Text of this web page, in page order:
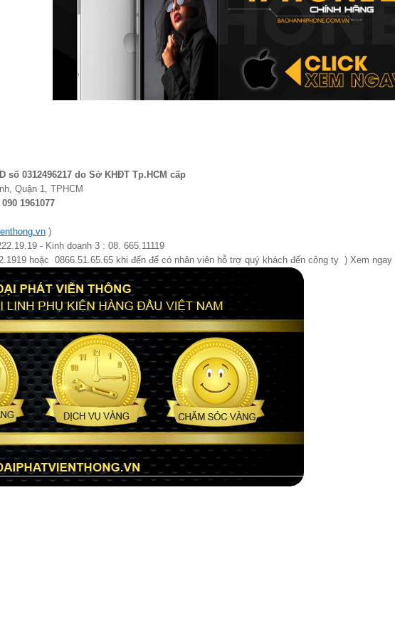
số 0312496217 do Sở KHĐT Tp.HCM cấp
Quận 1, TPHCM
1961077​
)
- Kinh doanh 3 : 08. 665.11119
hoặc 0866.51.65.65 khi đến để có nhân viên hỗ trợ quý khách đến công ty ) Xem